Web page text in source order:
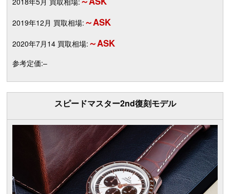
2019年12月 買取相場: ～ASK
2020年7月14 買取相場: ～ASK
参考定価:–
スピードマスター2nd復刻モデル